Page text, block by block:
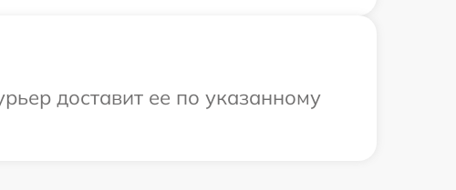
доставит ее по указанному